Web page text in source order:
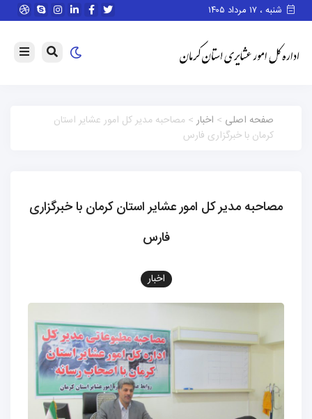
شنبه ، ۱۷ مرداد ۱۴۰۵
صفحه اصلی > اخبار> مصاحبه مدیر کل امور عشایر استان
کرمان با خبرگزاری فارس
مصاحبه مدیر کل امور عشایر استان کرمان با خبرگزاری
فارس
اخبار